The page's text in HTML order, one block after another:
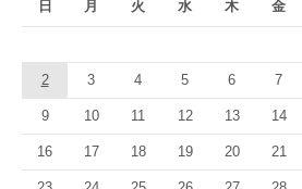
日 月 火 水 木 金
2 3 4 5 6 7
9 10 11 12 13 14
16 17 18 19 20 21